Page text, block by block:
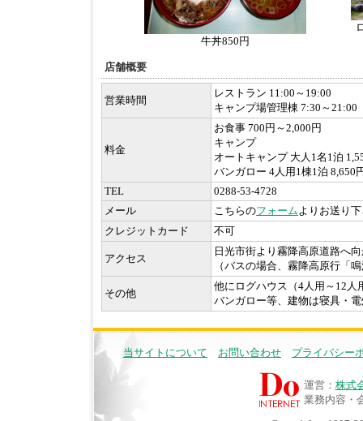
牛丼850円
店舗概要
営業時間
レストラン 11:00～19:00
キャンプ場管理棟 7:30～21:00
料金
お食事 700円～2,000円
キャンプ
オートキャンプ 大人1名1泊
バンガロー 4人用1棟1泊 8,650
TEL
0288-53-4728
メール
こちらのフォームよりお送り
クレジットカード
不可
アクセス
日光市街より霧降高原道路へ
（バスの場合、霧降高原行「
その他
他にログハウス（4人用～12人
バンガロー等、建物は寝具・
当サイトについて お問い合わせ プライバシー
運営： 株式
業務内容・